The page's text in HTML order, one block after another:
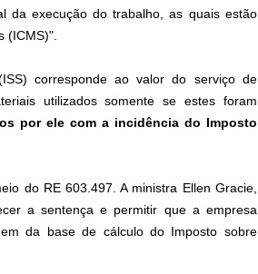
da execução do trabalho, as quais estão
(ICMS)".
corresponde ao valor do serviço de
utilizados somente se estes foram
por ele com a incidência do Imposto
do RE 603.497. A ministra Ellen Gracie,
a sentença e permitir que a empresa
da base de cálculo do Imposto sobre